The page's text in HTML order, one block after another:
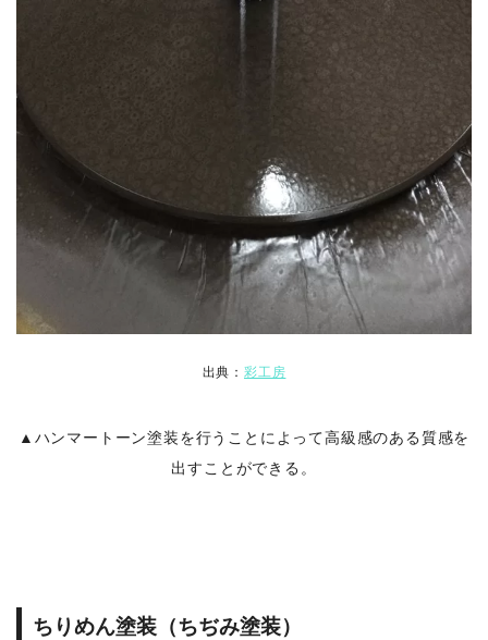
出典： 彩工房
▲ハンマートーン塗装を行うことによって高級感のある質感を
出すことができる。
ちりめん塗装（ちぢみ塗装）